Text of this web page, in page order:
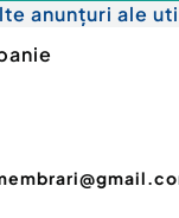
anunțuri ale